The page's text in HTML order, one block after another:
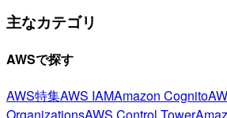
主なカテゴリ
AWSで探す
AWS特集AWS IAMAmazon Cognito
OrganizationsAWS Control Tower